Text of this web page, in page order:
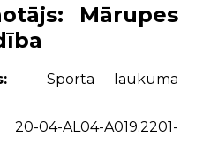
: Mārupes
Sporta laukuma
04-AL04-A019.2201-